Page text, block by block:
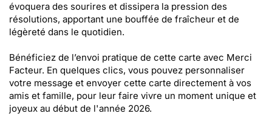
évoquera des sourires et dissipera la pression des
résolutions, apportant une bouffée de fraîcheur et de
légèreté dans le quotidien.
Bénéficiez de l’envoi pratique de cette carte avec Merci
Facteur. En quelques clics, vous pouvez personnaliser
votre message et envoyer cette carte directement à vos
amis et famille, pour leur faire vivre un moment unique et
joyeux au début de l'année 2026.